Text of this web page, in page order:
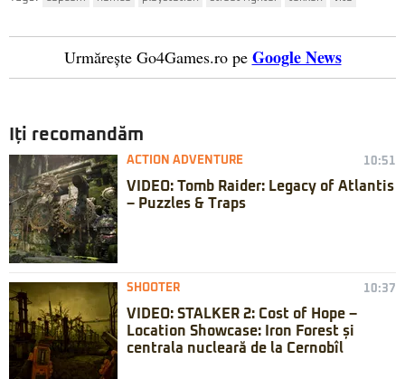
Urmărește Go4Games.ro pe Google News
Iți recomandăm
ACTION ADVENTURE 10:51
VIDEO: Tomb Raider: Legacy of Atlantis
– Puzzles & Traps
SHOOTER 10:37
VIDEO: STALKER 2: Cost of Hope –
Location Showcase: Iron Forest și
centrala nucleară de la Cernobîl